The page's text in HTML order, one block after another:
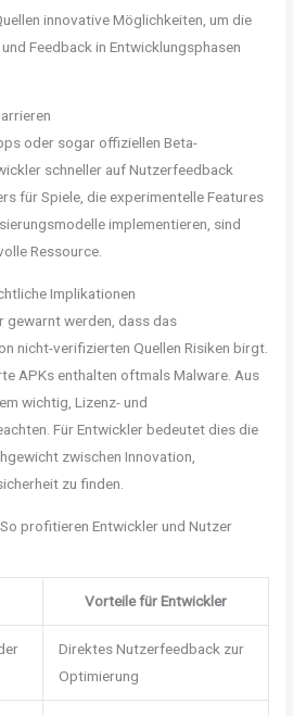
innovative Möglichkeiten, um die
Feedback in Entwicklungsphasen
oder sogar offiziellen Beta-
schneller auf Nutzerfeedback
für Spiele, die experimentelle Features
implementieren, sind
Ressource.
Implikationen
gewarnt werden, dass das
nicht-verifizierten Quellen Risiken birgt.
APKs enthalten oftmals Malware. Aus
wichtig, Lizenz- und
Für Entwickler bedeutet dies die
zwischen Innovation,
zu finden.
profitieren Entwickler und Nutzer
Vorteile für Entwickler
Direktes Nutzerfeedback zur
Optimierung